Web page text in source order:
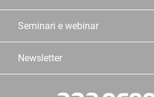
Seminari e webinar
Newsletter